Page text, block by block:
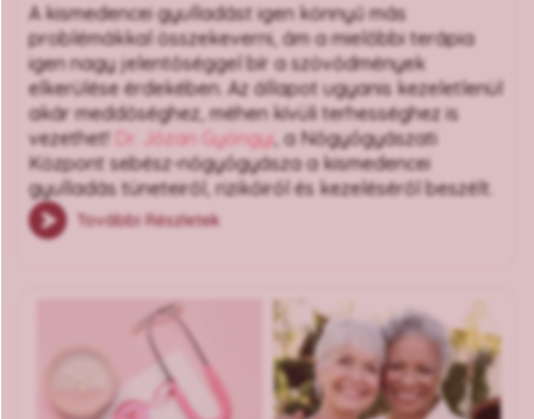
A kismedencei gyulladást igen könnyű más
problémákkal összekeverni, ám a mielőbbi terápia
igen nagy jelentőséggel bír a szövődmények
elkerülése érdekében. Az állapot ugyanis kezeletlenül
akár meddőséghez, méhen kívüli terhességhez is
vezethet!
Dr. Józan Gyöngyi, a Nőgyógyászati
Központ sebész-nőgyógyásza a kismedencei
gyulladás tüneteiről, rizikóiról és kezeléséről beszélt.
További Részletek